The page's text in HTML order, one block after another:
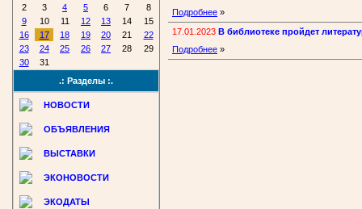
2
3 4 5 6 7
8
9
10 11 12 13 14
15
16
17 18 19 20 21
22
23
24 25 26 27 28
29
30
31
.: Разделы :.
НОВОСТИ
ОБЪЯВЛЕНИЯ
ВЫСТАВКИ
ЭКОНОВОСТИ
ЭКОДАТЫ
Подробнее »
17.01.2023 В библиотеке пройдет
Подробнее »